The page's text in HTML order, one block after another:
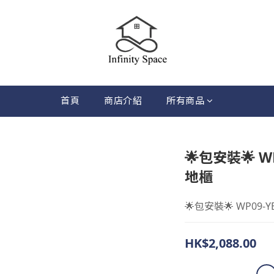
首頁 商店介紹 所有商品
🌟包安裝🌟
地櫃
🌟包安裝🌟 WP09-
HK$2,088.00